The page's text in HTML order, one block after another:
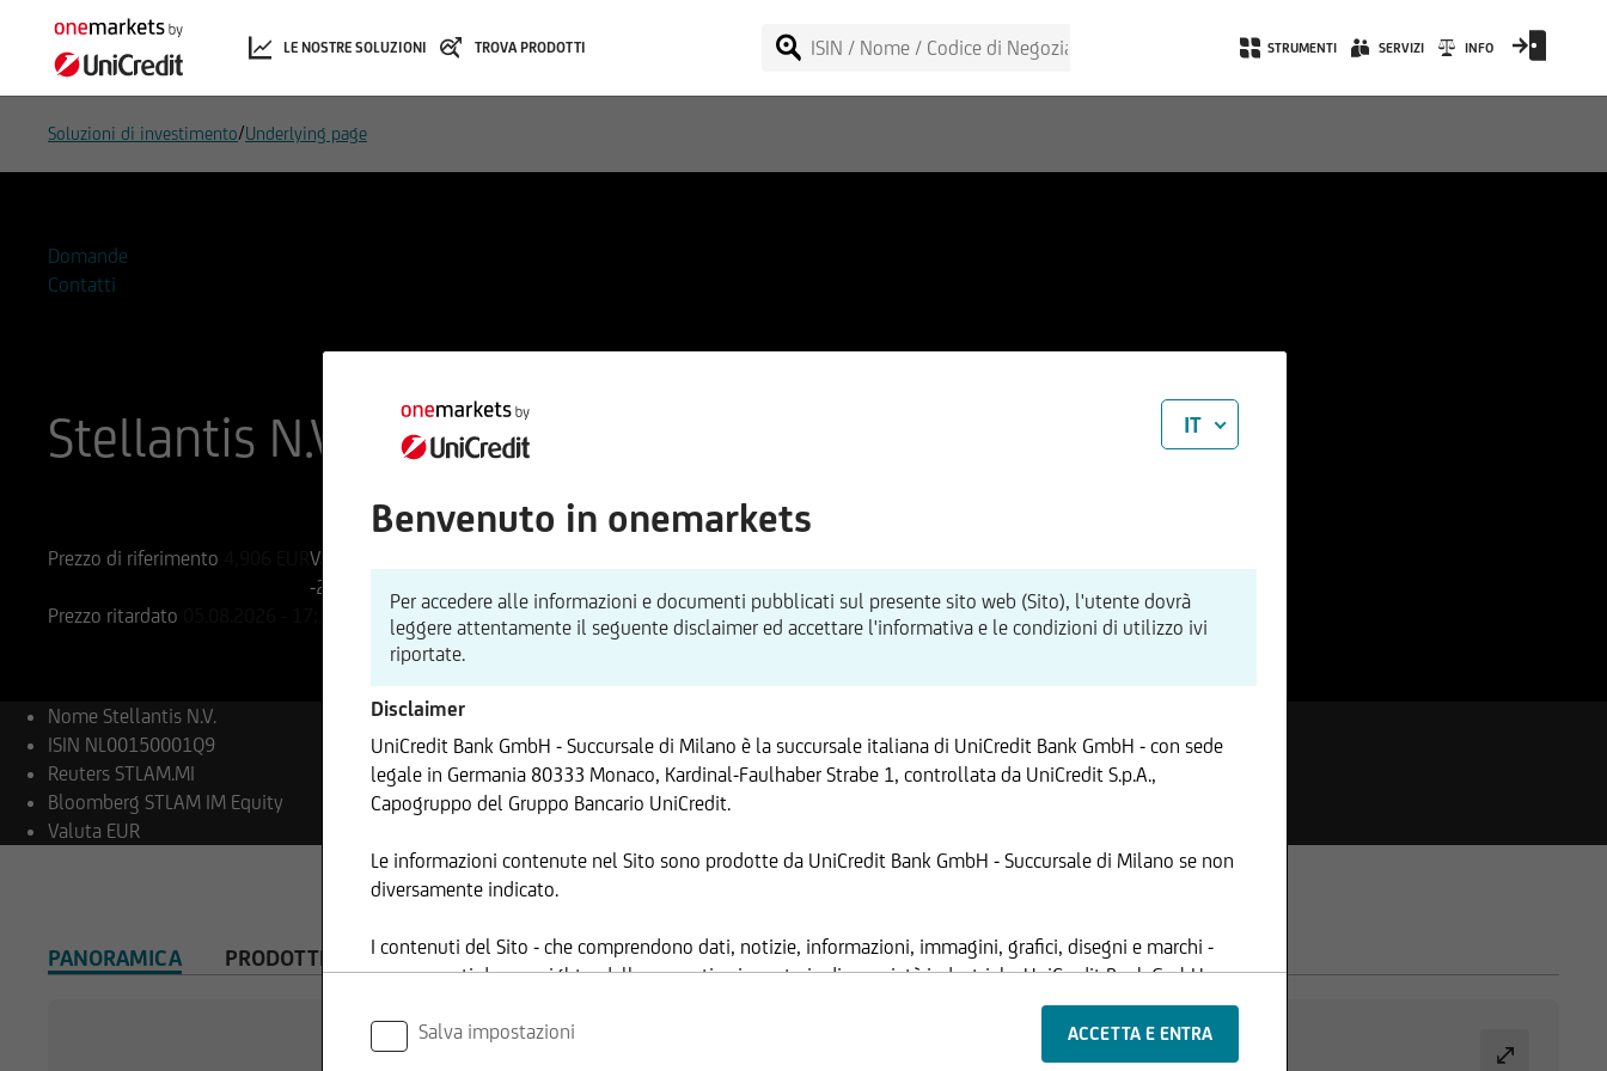
LE NOSTRE SOLUZIONI TROVA PRODOTTI STRUMENTI SERVIZI INFO
Soluzioni di investimento/Underlying page
Domande
Contatti
Stellantis N.V.
Prezzo di riferimento
Variazione %
-2,17%
Prezzo ritardato
Nome Stellantis N.V.
ISIN NL00150001Q9
Reuters STLAM.MI
Bloomberg STLAM IM Equity
Valuta EUR
PANORAMICA PRODOTTI AVVISO IMPORTANTE
IT
Benvenuto in onemarkets
Per accedere alle informazioni e documenti pubblicati sul presente sito web (Sito), l'utente dovrà
leggere attentamente il seguente disclaimer ed accettare l'informativa e le condizioni di utilizzo ivi
riportate.
Disclaimer
UniCredit Bank GmbH - Succursale di Milano è la succursale italiana di UniCredit Bank GmbH - con sede
legale in Germania 80333 Monaco, Kardinal-Faulhaber Strabe 1, controllata da UniCredit S.p.A.,
Capogruppo del Gruppo Bancario UniCredit.
Le informazioni contenute nel Sito sono prodotte da UniCredit Bank GmbH - Succursale di Milano se non
diversamente indicato.
I contenuti del Sito - che comprendono dati, notizie, informazioni, immagini, grafici, disegni e marchi -
sono coperti da copyright e dalla normativa in materia di proprietà industriale. UniCredit Bank GmbH -
Succursale di Milano ha facoltà di modificare, in qualsiasi momento, a propria discrezione, i contenuti e le
modalità funzionali ed operative del Sito, senza alcun preavviso.
Salva impostazioni